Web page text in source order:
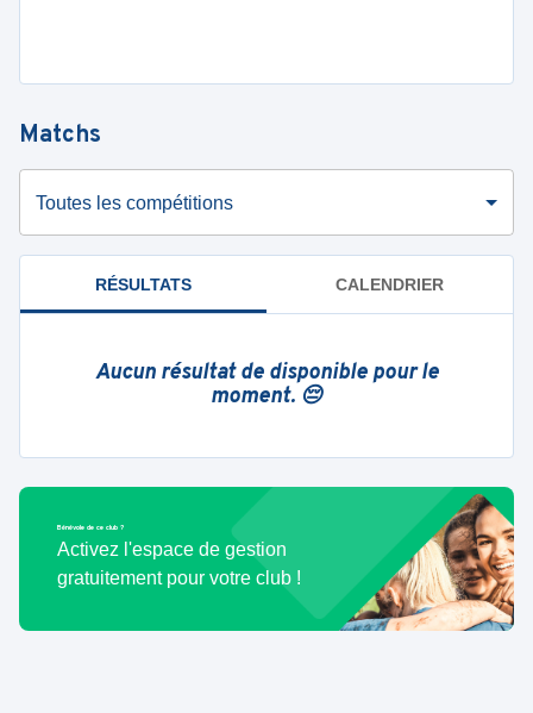
Matchs
Toutes les compétitions
RÉSULTATS CALENDRIER
Aucun résultat de disponible pour le
moment. 😔
Bénévole de ce club ?
Activez l'espace de gestion
gratuitement pour votre club !